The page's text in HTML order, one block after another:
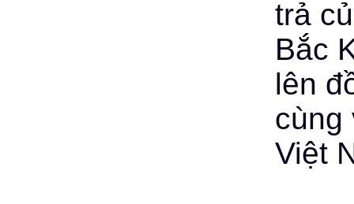
trả
Bắc
lên
cùng
Việt